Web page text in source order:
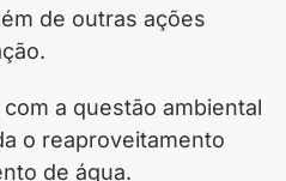
de outras ações
a questão ambiental
o reaproveitamento
de água.